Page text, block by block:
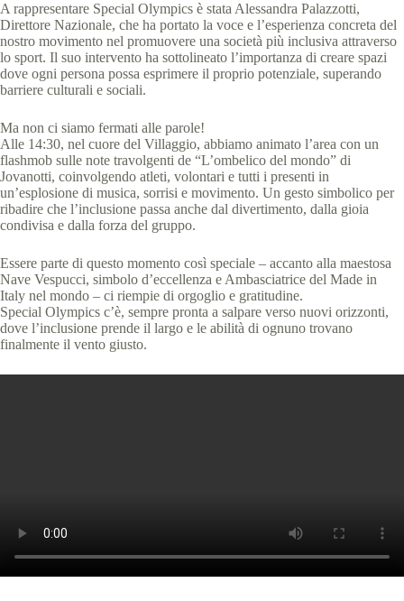
A rappresentare Special Olympics è stata Alessandra Palazzotti,
Direttore Nazionale, che ha portato la voce e l’esperienza concreta del
nostro movimento nel promuovere una società più inclusiva attraverso
lo sport. Il suo intervento ha sottolineato l’importanza di creare spazi
dove ogni persona possa esprimere il proprio potenziale, superando
barriere culturali e sociali.
Ma non ci siamo fermati alle parole!
Alle 14:30, nel cuore del Villaggio, abbiamo animato l’area con un
flashmob sulle note travolgenti de “L’ombelico del mondo” di
Jovanotti, coinvolgendo atleti, volontari e tutti i presenti in
un’esplosione di musica, sorrisi e movimento. Un gesto simbolico per
ribadire che l’inclusione passa anche dal divertimento, dalla gioia
condivisa e dalla forza del gruppo.
Essere parte di questo momento così speciale – accanto alla maestosa
Nave Vespucci, simbolo d’eccellenza e Ambasciatrice del Made in
Italy nel mondo – ci riempie di orgoglio e gratitudine.
Special Olympics c’è, sempre pronta a salpare verso nuovi orizzonti,
dove l’inclusione prende il largo e le abilità di ognuno trovano
finalmente il vento giusto.